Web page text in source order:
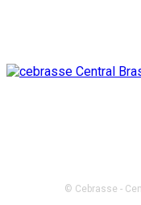
© Cebrasse -